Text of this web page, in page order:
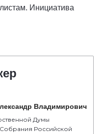
Инициатива
Владимирович
Думы
Российской